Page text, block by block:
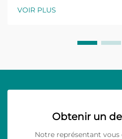
VOIR PLUS
Obtenir un
Notre représentant